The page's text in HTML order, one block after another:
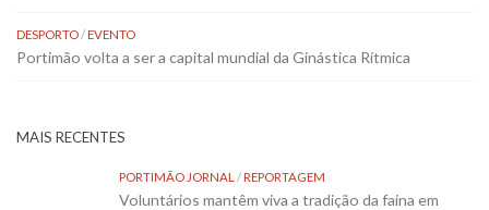
DESPORTO/EVENTO
Portimão volta a ser a capital mundial da Ginástica Rítmica
MAIS RECENTES
PORTIMÃO JORNAL /REPORTAGEM
Voluntários mantêm viva a tradição da faina em